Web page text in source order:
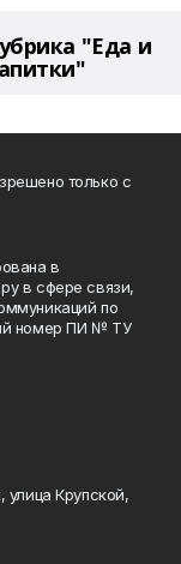
"Еда и
только с
в
в сфере связи,
по
номер ПИ № ТУ
улица Крупской,